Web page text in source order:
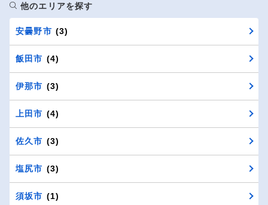
他のエリアを探す
安曇野市 (3)
飯田市 (4)
伊那市 (3)
上田市 (4)
佐久市 (3)
塩尻市 (3)
須坂市 (1)